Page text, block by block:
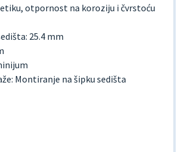
otpornost na koroziju i čvrstoću
25.4 mm
Montiranje na šipku sedišta